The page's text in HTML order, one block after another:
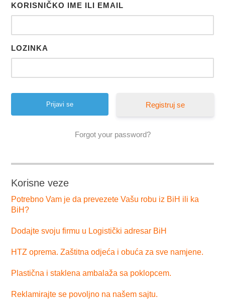
KORISNIČKO IME ILI EMAIL
LOZINKA
Registruj se
Forgot your password?
Korisne veze
Potrebno Vam je da prevezete Vašu robu iz BiH ili ka
BiH?
Dodajte svoju firmu u Logistički adresar BiH
HTZ oprema. Zaštitna odjeća i obuća za sve namjene.
Plastična i staklena ambalaža sa poklopcem.
Reklamirajte se povoljno na našem sajtu.